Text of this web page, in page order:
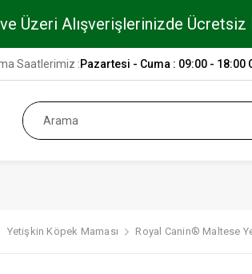
Üzeri Alışverişlerinizde Ücretsiz
Saatlerimiz :Pazartesi - Cuma : 09:00 - 18:00
Yetişkin Köpek Maması Royal Canin® Maltese